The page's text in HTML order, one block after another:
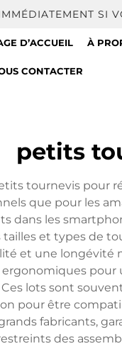
SI
D’ACCUEIL À
CONTACTER
petits
tournevis pour
que pour les
dans les
et types de
et une longévité
pour
lots sont
pour être
fabricants,
des